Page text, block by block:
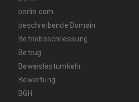
berlin.com
beschreibende Domain
Betriebsschliessung
Betrug
Beweislastumkehr
Bewertung
BGH